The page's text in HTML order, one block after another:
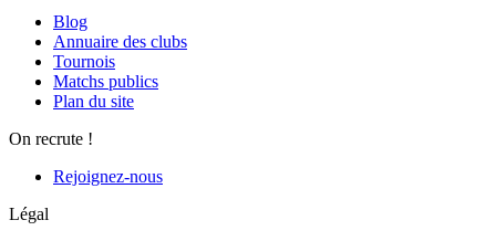
Blog
Annuaire des clubs
Tournois
Matchs publics
Plan du site
On recrute !
Rejoignez-nous
Légal